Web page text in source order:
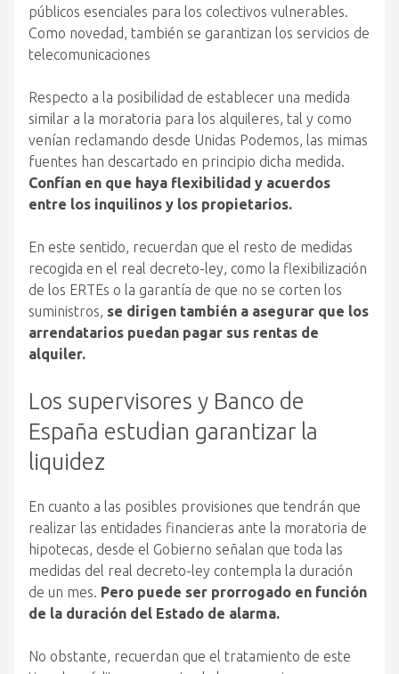
públicos esenciales para los colectivos vulnerables.
Como novedad, también se garantizan los servicios de
telecomunicaciones
Respecto a la posibilidad de establecer una medida
similar a la moratoria para los alquileres, tal y como
venían reclamando desde Unidas Podemos, las mimas
fuentes han descartado en principio dicha medida.
Confían en que haya flexibilidad y acuerdos
entre los inquilinos y los propietarios.
En este sentido, recuerdan que el resto de medidas
recogida en el real decreto-ley, como la flexibilización
de los ERTEs o la garantía de que no se corten los
suministros, se dirigen también a asegurar que los
arrendatarios puedan pagar sus rentas de
alquiler.
Los supervisores y Banco de
España estudian garantizar la
liquidez
En cuanto a las posibles provisiones que tendrán que
realizar las entidades financieras ante la moratoria de
hipotecas, desde el Gobierno señalan que toda las
medidas del real decreto-ley contempla la duración
de un mes. Pero puede ser prorrogado en función
de la duración del Estado de alarma.
No obstante, recuerdan que el tratamiento de este